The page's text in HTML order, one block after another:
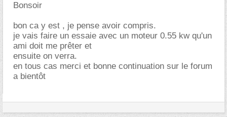
Bonsoir
bon ca y est , je pense avoir compris.
je vais faire un essaie avec un moteur 0.55 kw qu'un
ami doit me prêter et
ensuite on verra.
en tous cas merci et bonne continuation sur le forum
a bientôt